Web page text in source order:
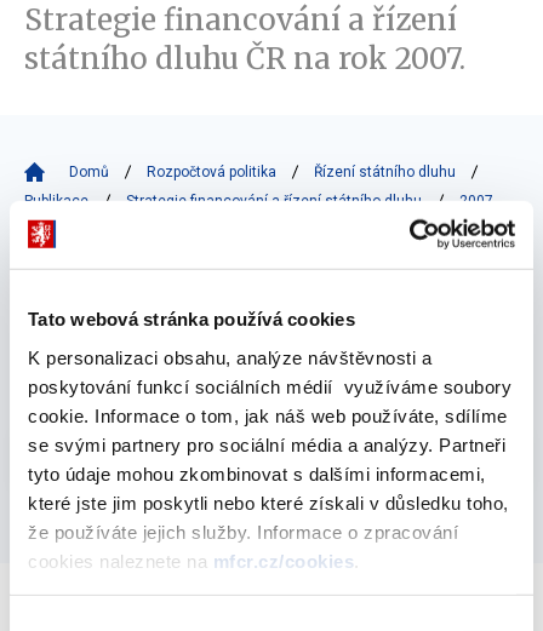
Tato webová stránka používá cookies
K personalizaci obsahu, analýze návštěvnosti a
poskytování funkcí sociálních médií využíváme soubory
cookie. Informace o tom, jak náš web používáte, sdílíme
se svými partnery pro sociální média a analýzy. Partneři
tyto údaje mohou zkombinovat s dalšími informacemi,
které jste jim poskytli nebo které získali v důsledku toho,
že používáte jejich služby. Informace o zpracování
cookies naleznete na mfcr.cz/cookies
Strategie financování a řízení
státního dluhu ČR na rok 2007.
Domů Rozpočtová politika
Řízení státního dluhu
Publikace
Strategie financování a řízení státního dluhu 2007
rok 2007
01. prosince 2006
Vyberte
2007